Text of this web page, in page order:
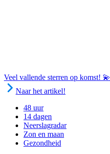
Veel vallende sterren op komst! 💫
Naar het artikel!
48 uur
14 dagen
Neerslagradar
Zon en maan
Gezondheid